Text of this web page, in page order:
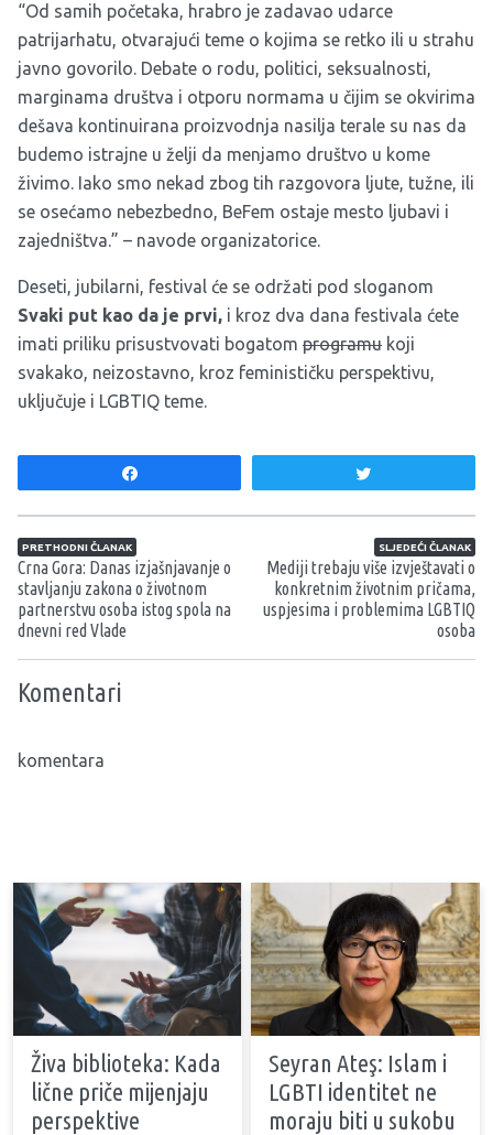
“Od samih početaka, hrabro je zadavao udarce
patrijarhatu, otvarajući teme o kojima se retko ili u strahu
javno govorilo. Debate o rodu, politici, seksualnosti,
marginama društva i otporu normama u čijim se okvirima
dešava kontinuirana proizvodnja nasilja terale su nas da
budemo istrajne u želji da menjamo društvo u kome
živimo. Iako smo nekad zbog tih razgovora ljute, tužne, ili
se osećamo nebezbedno, BeFem ostaje mesto ljubavi i
zajedništva.” – navode organizatorice.
Deseti, jubilarni, festival će se održati pod sloganom
Svaki put kao da je prvi, i kroz dva dana festivala ćete
imati priliku prisustvovati bogatom programu koji
svakako, neizostavno, kroz feminističku perspektivu,
uključuje i LGBTIQ teme.
Navigacija članaka
PRETHODNI ČLANAK
Crna Gora: Danas izjašnjavanje o
stavljanju zakona o životnom
partnerstvu osoba istog spola na
dnevni red Vlade
SLJEDEĆI ČLANAK
Mediji trebaju više izvještavati o
konkretnim životnim pričama,
uspjesima i problemima LGBTIQ
osoba
Komentari
komentara
Živa biblioteka: Kada
lične priče mijenjaju
perspektive
Seyran Ateş: Islam i
LGBTI identitet ne
moraju biti u sukobu